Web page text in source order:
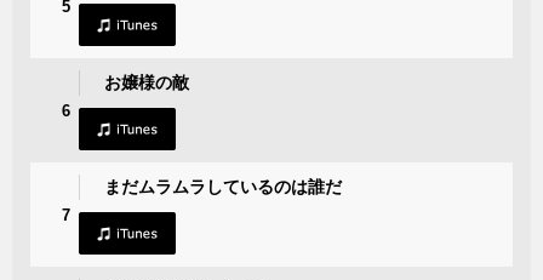
5
6
お嬢様の敵
7
まだムラムラしているのは誰だ